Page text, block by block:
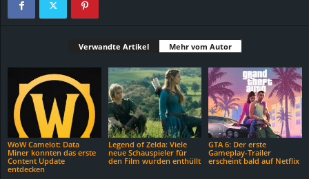
Verwandte Artikel Mehr vom Autor
WoW Camelot: Data
Miner konnten das erste
Content Update
entdecken
Legend of Zelda: Viele
neue Schauspieler für
den Film wurden enthüllt
GTA 6: Der erste
Gameplay-Trailer
erscheint bald auf Netflix